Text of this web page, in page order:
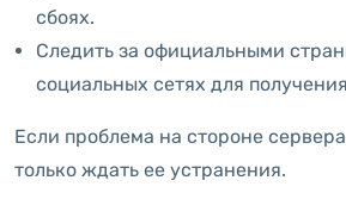
сбоях.
Следить за официальными
социальных сетях для
Если проблема на стороне
только ждать ее устранения.